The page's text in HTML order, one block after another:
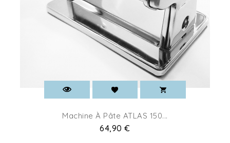
Machine À Pâte ATLAS 150...
Pret
64,90 €